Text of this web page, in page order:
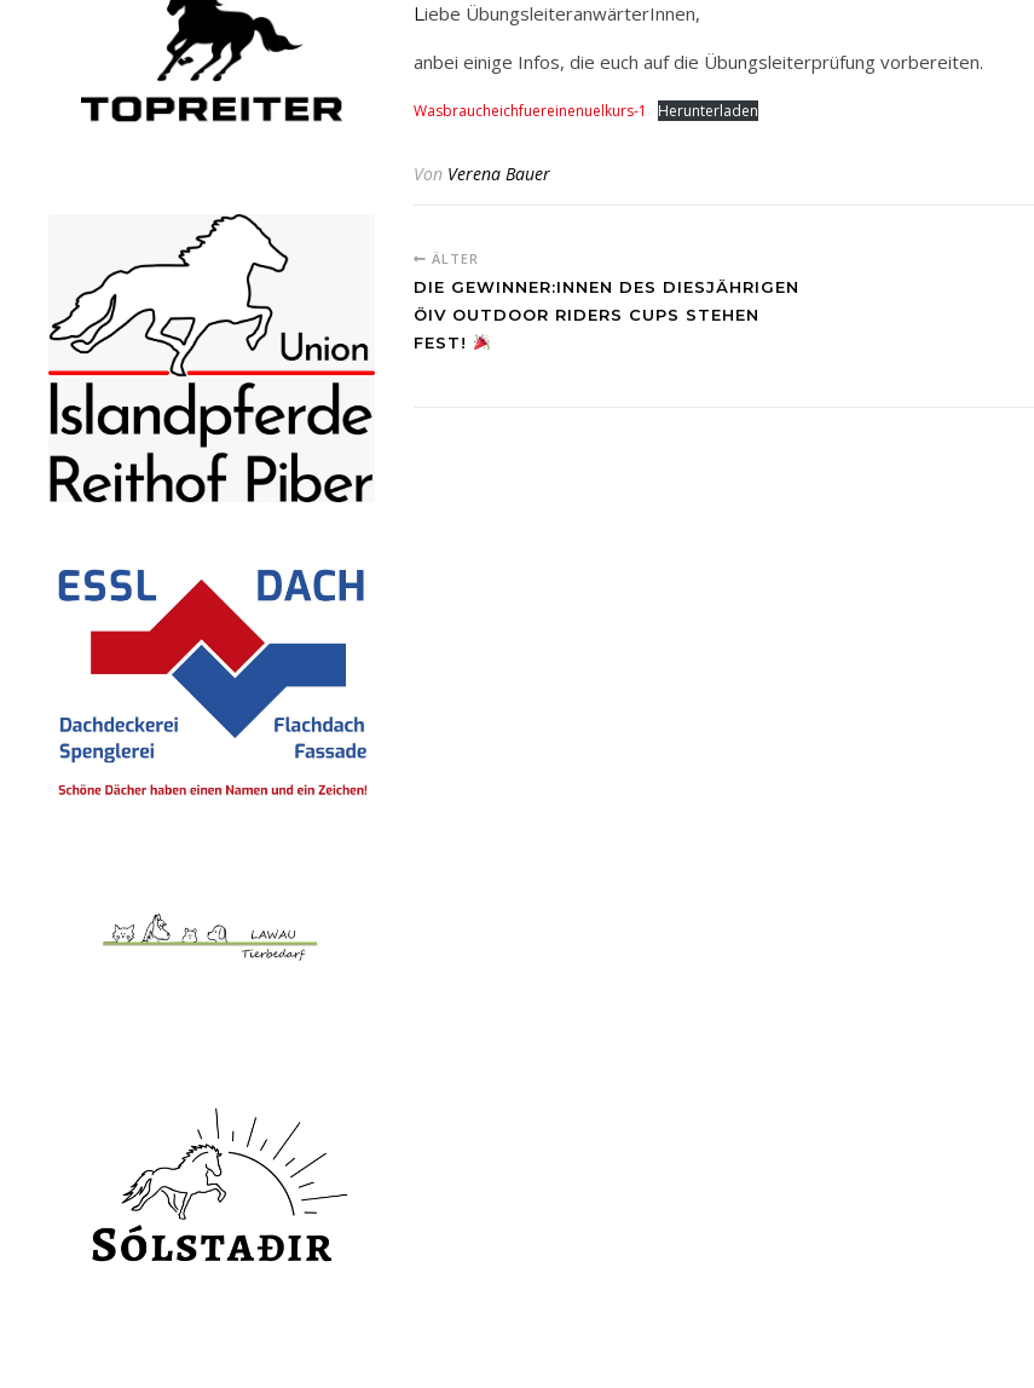
Liebe ÜbungsleiteranwärterInnen,
anbei einige Infos, die euch auf die Übungsleiterprüfung vorbereiten.
Wasbraucheichfuereinenuelkurs-1 Herunterladen
Von Verena Bauer
ÄLTER
DIE GEWINNER:INNEN DES DIESJÄHRIGEN
ÖIV OUTDOOR RIDERS CUPS STEHEN
FEST!